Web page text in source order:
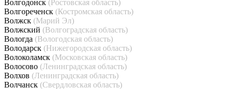
Волгодонск (Ростовская область)
Волгореченск (Костромская область)
Волжск (Марий Эл)
Волжский (Волгоградская область)
Вологда (Вологодская область)
Володарск (Нижегородская область)
Волоколамск (Московская область)
Волосово (Ленинградская область)
Волхов (Ленинградская область)
Волчанск (Свердловская область)